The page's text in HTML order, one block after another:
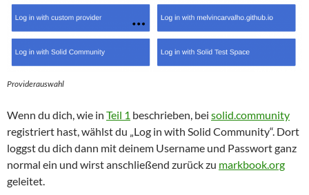
Providerauswahl
Wenn du dich, wie in Teil 1 beschrieben, bei solid.community
registriert hast, wählst du „Log in with Solid Community“. Dort
loggst du dich dann mit deinem Username und Passwort ganz
normal ein und wirst anschließend zurück zu markbook.org
geleitet.